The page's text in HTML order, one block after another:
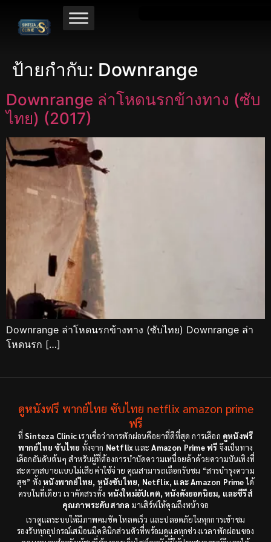
ป้ายกำกับ: Downrange
Downrange ล่าโหดนรกข้างทาง (ซับ
ไทย) (2017)
Downrange ล่าโหดนรกข้างทาง (ซับไทย) Downrange ล่า
โหดนรก […]
ดูหนังฟรี พากย์ไทย ซับไทย netflix amazon prime
ฟรี
ที่Sinteza Clinicเราเชื่อว่าการพักผ่อนคือยาที่ดีที่สุด การเลือก ดูหนังฟรี
พากย์ไทย ซับไทย ทั้งจาก NetflixและAmazon Prime ฟรี จึงเป็นทาง
เลือกอันดับต้นๆ สำหรับผู้ที่ต้องการบำบัดความเหนื่อยล้าด้วยความบันเทิงที่
สะดวกสบายแบบไม่เสียค่าใช้จ่าย คุณสามารถเลือกรับชม “สารบำรุงความ
สุข” ทั้งหนังพากย์ไทย, หนังซับไทย, Netflix, และ Amazon Primeได้
ครบในที่เดียว เราคัดสรรทั้ง หนังใหม่อัปเดต, หนังดังยอดนิยม, และซีรีส์
คุณภาพระดับสากล มาเสิร์ฟให้คุณถึงหน้าจอ
เราดูแลระบบให้มีภาพคมชัด โหลดเร็ว และปลอดภัยในทุกการเข้าชม
รองรับทุกอุปกรณ์เสมือนมีคลินิกส่วนตัวที่พร้อมดูแลทุกช่วงเวลาพักผ่อนของ